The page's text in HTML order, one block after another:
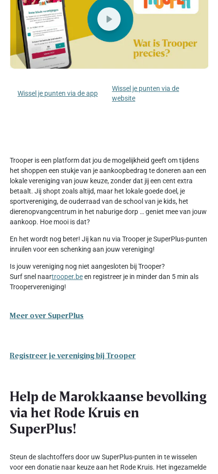
Wissel je punten via de app
Wissel je punten via de
website
Trooper is een platform dat jou de mogelijkheid geeft om tijdens
het shoppen een stukje van je aankoopbedrag te doneren aan een
lokale vereniging van jouw keuze, zonder dat jij een cent extra
betaalt. Jij shopt zoals altijd, maar het lokale goede doel, je
sportvereniging, de ouderraad van de school van je kids, het
dierenopvangcentrum in het naburige dorp … geniet mee van jouw
aankoop. Hoe mooi is dat?
En het wordt nog beter! Jij kan nu via Trooper je SuperPlus-punten
inruilen voor een schenking aan jouw vereniging!
Is jouw vereniging nog niet aangesloten bij Trooper?
Surf snel naartrooper.been registreer je in minder dan 5 min als
Troopervereniging!
Meer over SuperPlus
Registreer je vereniging bij Trooper
Help de Marokkaanse bevolking
via het Rode Kruis en
SuperPlus!
Steun de slachtoffers door uw SuperPlus-punten in te wisselen
voor een donatie naar keuze aan het Rode Kruis. Het ingezamelde